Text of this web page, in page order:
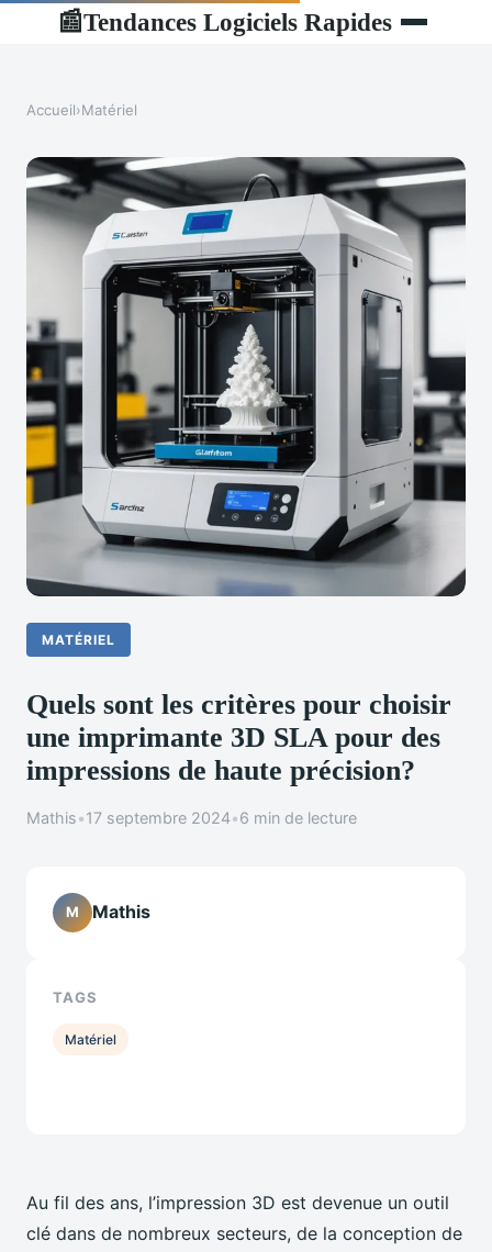
📰Tendances Logiciels Rapides
Accueil›Matériel
MATÉRIEL
Quels sont les critères pour choisir
une imprimante 3D SLA pour des
impressions de haute précision?
Mathis•17 septembre 2024•6 min de lecture
Au fil des ans, l’impression 3D est devenue un outil
clé dans de nombreux secteurs, de la conception de
M Mathis
TAGS
Matériel